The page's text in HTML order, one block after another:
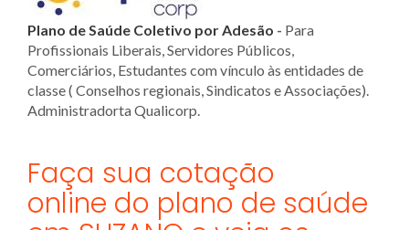
Plano de Saúde Coletivo por Adesão - Para
Profissionais Liberais, Servidores Públicos,
Comerciários, Estudantes com vínculo às entidades de
classe ( Conselhos regionais, Sindicatos e Associações).
Administradorta Qualicorp.
Faça sua cotação
online do plano de saúde